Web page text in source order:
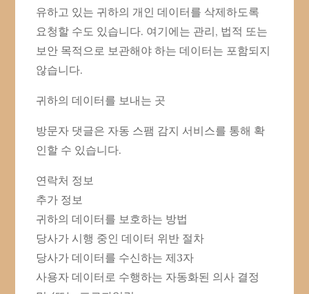
유하고 있는 귀하의 개인 데이터를 삭제하도록
요청할 수도 있습니다. 여기에는 관리, 법적 또는
보안 목적으로 보관해야 하는 데이터는 포함되지
않습니다.
귀하의 데이터를 보내는 곳
방문자 댓글은 자동 스팸 감지 서비스를 통해 확
인할 수 있습니다.
연락처 정보
추가 정보
귀하의 데이터를 보호하는 방법
당사가 시행 중인 데이터 위반 절차
당사가 데이터를 수신하는 제3자
사용자 데이터로 수행하는 자동화된 의사 결정